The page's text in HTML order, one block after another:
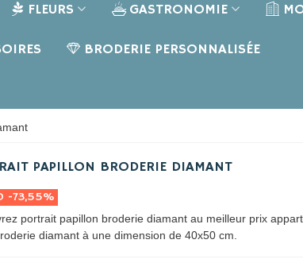
FLEURS GASTRONOMIE
BRODERIE PERSONNALISÉE
PAPILLON BRODERIE DIAMANT
-73,55%
portrait papillon broderie diamant au meilleur prix
diamant à une dimension de 40x50 cm.